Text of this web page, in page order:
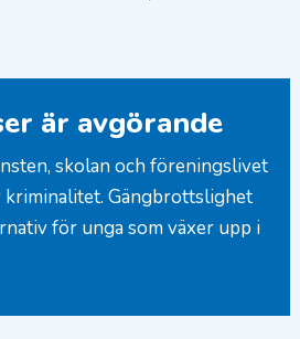
är avgörande
skolan och föreningslivet
Gängbrottslighet
för unga som växer upp i